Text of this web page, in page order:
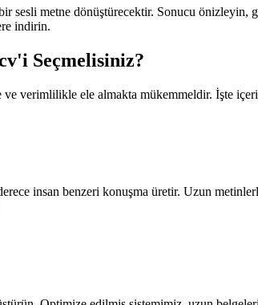
sesli metne dönüştürecektir. Sonucu önizleyin,
indirin.
Seçmelisiniz?
verimlilikle ele almakta mükemmeldir. İşte
insan benzeri konuşma üretir. Uzun